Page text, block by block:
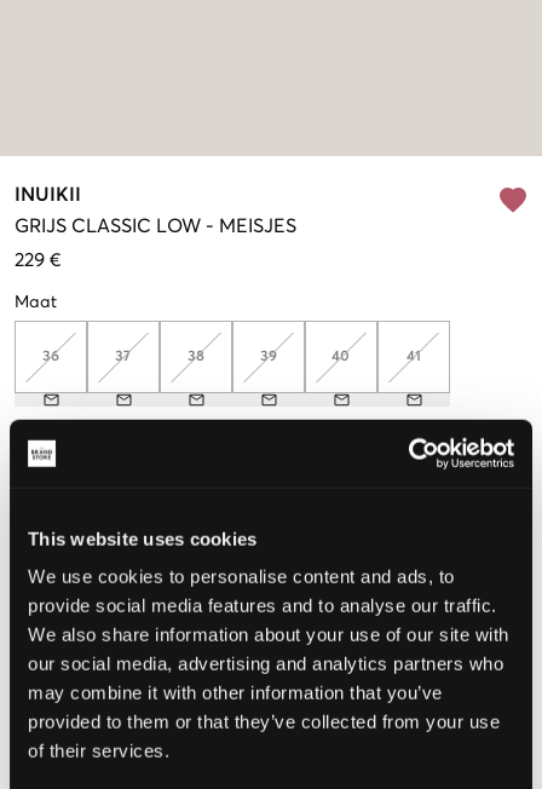
This website uses cookies
We use cookies to personalise content and ads, to
provide social media features and to analyse our traffic.
We also share information about your use of our site with
our social media, advertising and analytics partners who
may combine it with other information that you’ve
provided to them or that they’ve collected from your use
of their services.
INUIKII
GRIJS CLASSIC LOW - MEISJES
229 €
Maat
36 37 38 39 40 41
Meet je voeten op, zodat je de juiste maat kunt kiezen
Te klein Perfect
MAATTABEL
KIES EEN MAAT
Snelle levering
Gratis verzending vanaf €69